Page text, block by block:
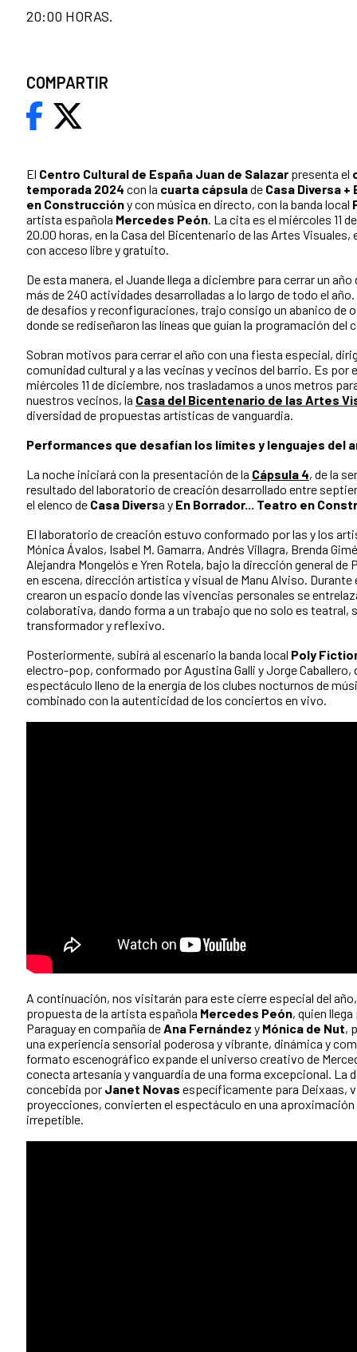
El Centro Cultural de España Juan de Salazar presenta el
temporada 2024 con la cuarta cápsulade Casa Diversa
en Construccióny con música en directo, con la banda local
artista española Mercedes Peón. La cita es el miércoles 11
20.00 horas, en la Casa del Bicentenario de las Artes Visuales,
con acceso libre y gratuito.
De esta manera, el Juande llega a diciembre para cerrar un
más de 240 actividades desarrolladas a lo largo de todo el
de desafíos y reconfiguraciones, trajo consigo un abanico de
donde se rediseñaron las líneas que guían la programación del
Sobran motivos para cerrar el año con una fiesta especial,
comunidad cultural y a las vecinas y vecinos del barrio. Es por
miércoles 11 de diciembre, nos trasladamos a unos metros
nuestros vecinos, la Casa del Bicentenario de las Artes
diversidad de propuestas artísticas de vanguardia.
Performances que desafían los límites y lenguajes del
La noche iniciará con la presentación de la Cápsula 4, de la
resultado del laboratorio de creación desarrollado entre
el elenco de Casa Diversa y En Borrador... Teatro en
El laboratorio de creación estuvo conformado por las y los
Mónica Ávalos, Isabel M. Gamarra, Andrés Villagra, Brenda
Alejandra Mongelós e Yren Rotela, bajo la dirección general de
en escena, dirección artística y visual de Manu Alviso.
crearon un espacio donde las vivencias personales se
colaborativa, dando forma a un trabajo que no solo es teatral,
transformador y reflexivo.
Posteriormente, subirá al escenario la banda local Poly
electro-pop, conformado por Agustina Galli y Jorge Caballero,
espectáculo lleno de la energía de los clubes nocturnos de
combinado con la autenticidad de los conciertos en vivo.
A continuación, nos visitarán para este cierre especial del
propuesta de la artista española Mercedes Peón, quien
Paraguay en compañía deAna Fernández y Mónica de Nut,
una experiencia sensorial poderosa y vibrante, dinámica y
formato escenográfico expande el universo creativo de
conecta artesanía y vanguardia de una forma excepcional. La
concebida por Janet Novas específicamente para Deixaas,
proyecciones, convierten el espectáculo en una
irrepetible.
20:00 HORAS.
COMPARTIR